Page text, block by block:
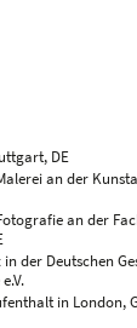
DE
an der
an der
der Deutschen
in London,